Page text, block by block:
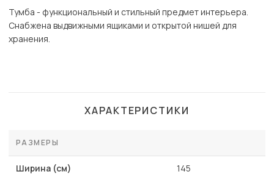
Тумба - функциональный и стильный предмет интерьера.
Снабжена выдвижными ящиками и открытой нишей для
хранения.
ХАРАКТЕРИСТИКИ
РАЗМЕРЫ
Ширина (см) 145